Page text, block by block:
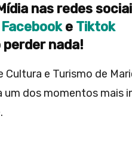
nas redes
Facebooke Tiktok
perder nada!
e Turismo de
um dos momentos mais